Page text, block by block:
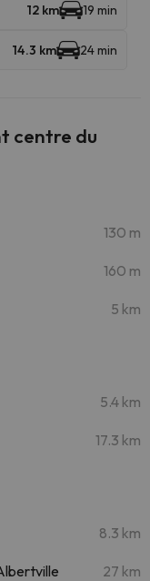
12 km 19 min
14.3 km 24 min
centre du
130 m
160 m
5 km
5.4 km
17.3 km
8.3 km
27 km